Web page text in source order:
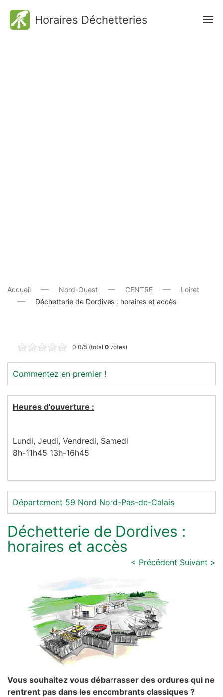
Horaires Déchetteries
Accueil Nord-Ouest CENTRE
Loiret
Déchetterie de Dordives : horaires et accès
0.0/5 (total 0 votes)
Commentez en premier !
Heures d'ouverture :
Lundi, Jeudi, Vendredi, Samedi
8h-11h45 13h-16h45
Département 59 Nord Nord-Pas-de-Calais
Déchetterie de Dordives :
horaires et accès
< Précédent Suivant >
Vous souhaitez vous débarrasser des ordures qui ne
rentrent pas dans les encombrants classiques ?